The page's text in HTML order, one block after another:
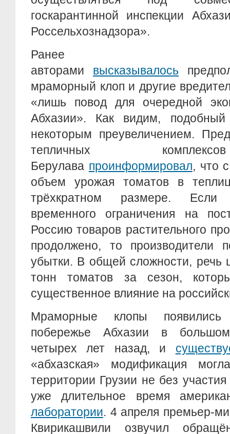
госкарантинной инспекции
Россельхознадзора».
Ранее
авторами высказывалось
мраморный клоп и другие
«лишь повод для очередной
Абхазии». Как видим, подобный
некоторым преувеличением.
тепличных
Берулава проинформировал, что
объем урожая томатов в
трёхкратном размере.
временного ограничения на
Россию товаров растительного
продолжено, то производители
убытки. В общей сложности, речь
тонн томатов за сезон,
существенное влияние на
Мраморные клопы
побережье Абхазии в
четырех лет назад, и
«абхазская» модификация
территории Грузии не без
уже длительное время
лаборатории. 4 апреля премьер-
Квирикашвили озвучил